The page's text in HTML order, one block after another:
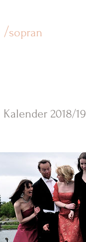
/sopran
Kalender 2018/19